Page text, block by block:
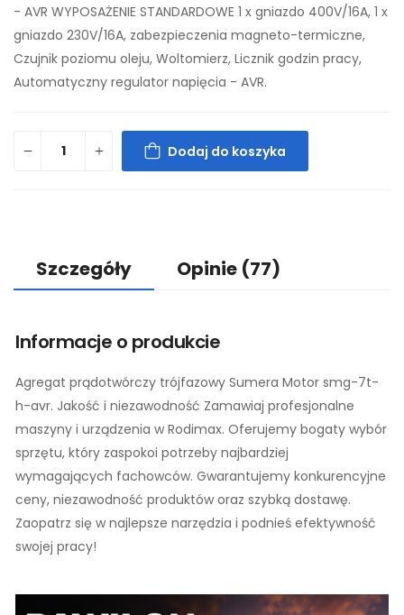
- AVR WYPOSAŻENIE STANDARDOWE 1 x gniazdo 400V/16A, 1 x
gniazdo 230V/16A, zabezpieczenia magneto-termiczne,
Czujnik poziomu oleju, Woltomierz, Licznik godzin pracy,
Automatyczny regulator napięcia - AVR.
Dodaj do koszyka
Szczegóły Opinie (77)
Informacje o produkcie
Agregat prądotwórczy trójfazowy Sumera Motor smg-7t-
h-avr. Jakość i niezawodność Zamawiaj profesjonalne
maszyny i urządzenia w Rodimax. Oferujemy bogaty wybór
sprzętu, który zaspokoi potrzeby najbardziej
wymagających fachowców. Gwarantujemy konkurencyjne
ceny, niezawodność produktów oraz szybką dostawę.
Zaopatrz się w najlepsze narzędzia i podnieś efektywność
swojej pracy!